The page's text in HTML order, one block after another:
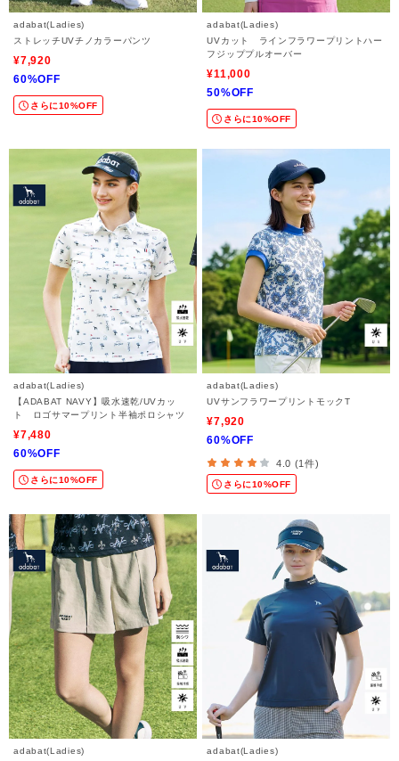
adabat(Ladies)
ストレッチUVチノカラーパンツ
¥7,920
60%OFF
さらに10%OFF
adabat(Ladies)
UVカット ラインフラワープリントハー
フジッププルオーバー
¥11,000
50%OFF
さらに10%OFF
adabat(Ladies)
【ADABAT NAVY】吸水速乾/UVカッ
ト ロゴサマープリント半袖ポロシャツ
¥7,480
60%OFF
さらに10%OFF
adabat(Ladies)
UVサンフラワープリントモックT
¥7,920
60%OFF
4.0 (1件)
さらに10%OFF
adabat(Ladies)
adabat(Ladies)